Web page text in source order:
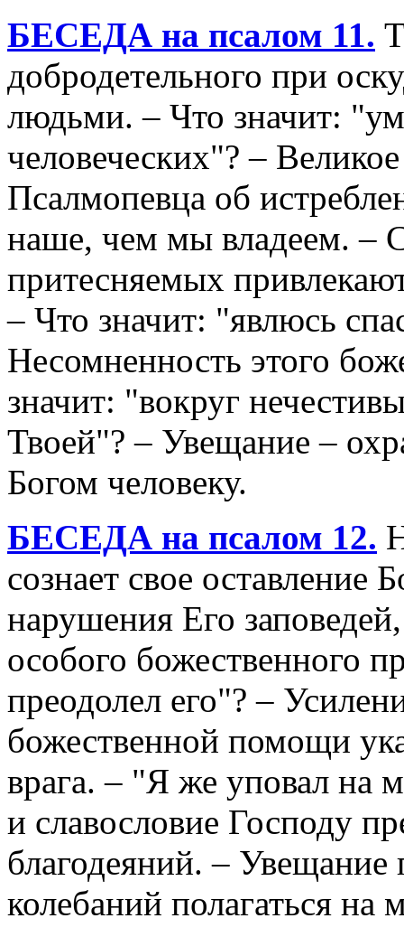
БЕСЕДА на псалом 11.
добродетельного при
людьми. – Что значит:
человеческих"? –
Псалмопевца об
наше, чем мы владеем. –
притесняемых
– Что значит: "явлюсь
Несомненность этого
значит: "вокруг
Твоей"? – Увещание –
Богом человеку.
БЕСЕДА на псалом 12.
сознает свое оставление
нарушения Его
особого божественного
преодолел его"? –
божественной помощи
врага. – "Я же уповал на
и славословие Господу
благодеяний. – Увещание
колебаний полагаться